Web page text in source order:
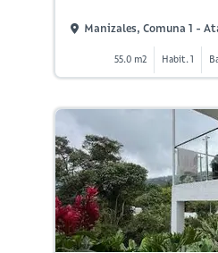
Manizales, Comuna 1 -
55.0 m2 Habit. 1